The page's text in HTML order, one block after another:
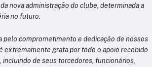
nova administração do clube, determinada a
no futuro.
pelo comprometimento e dedicação de nossos
extremamente grata por todo o apoio recebido
incluindo de seus torcedores, funcionários,